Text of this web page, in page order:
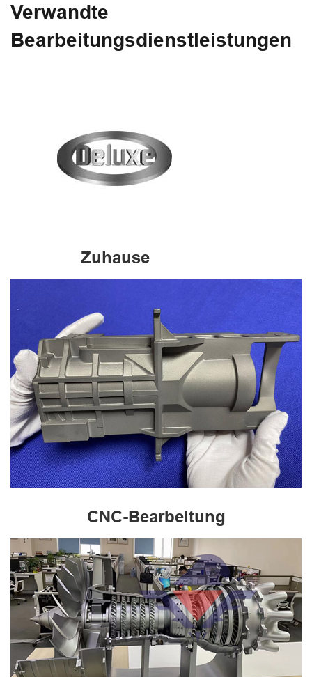
Verwandte
Bearbeitungsdienstleistungen
Zuhause
CNC-Bearbeitung